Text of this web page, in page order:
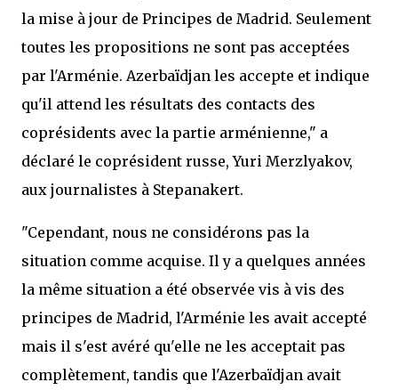
la mise à jour de Principes de Madrid. Seulement
toutes les propositions ne sont pas acceptées
par l'Arménie. Azerbaïdjan les accepte et indique
qu'il attend les résultats des contacts des
coprésidents avec la partie arménienne," a
déclaré le coprésident russe, Yuri Merzlyakov,
aux journalistes à Stepanakert.
"Cependant, nous ne considérons pas la
situation comme acquise. Il y a quelques années
la même situation a été observée vis à vis des
principes de Madrid, l'Arménie les avait accepté
mais il s'est avéré qu'elle ne les acceptait pas
complètement, tandis que l'Azerbaïdjan avait